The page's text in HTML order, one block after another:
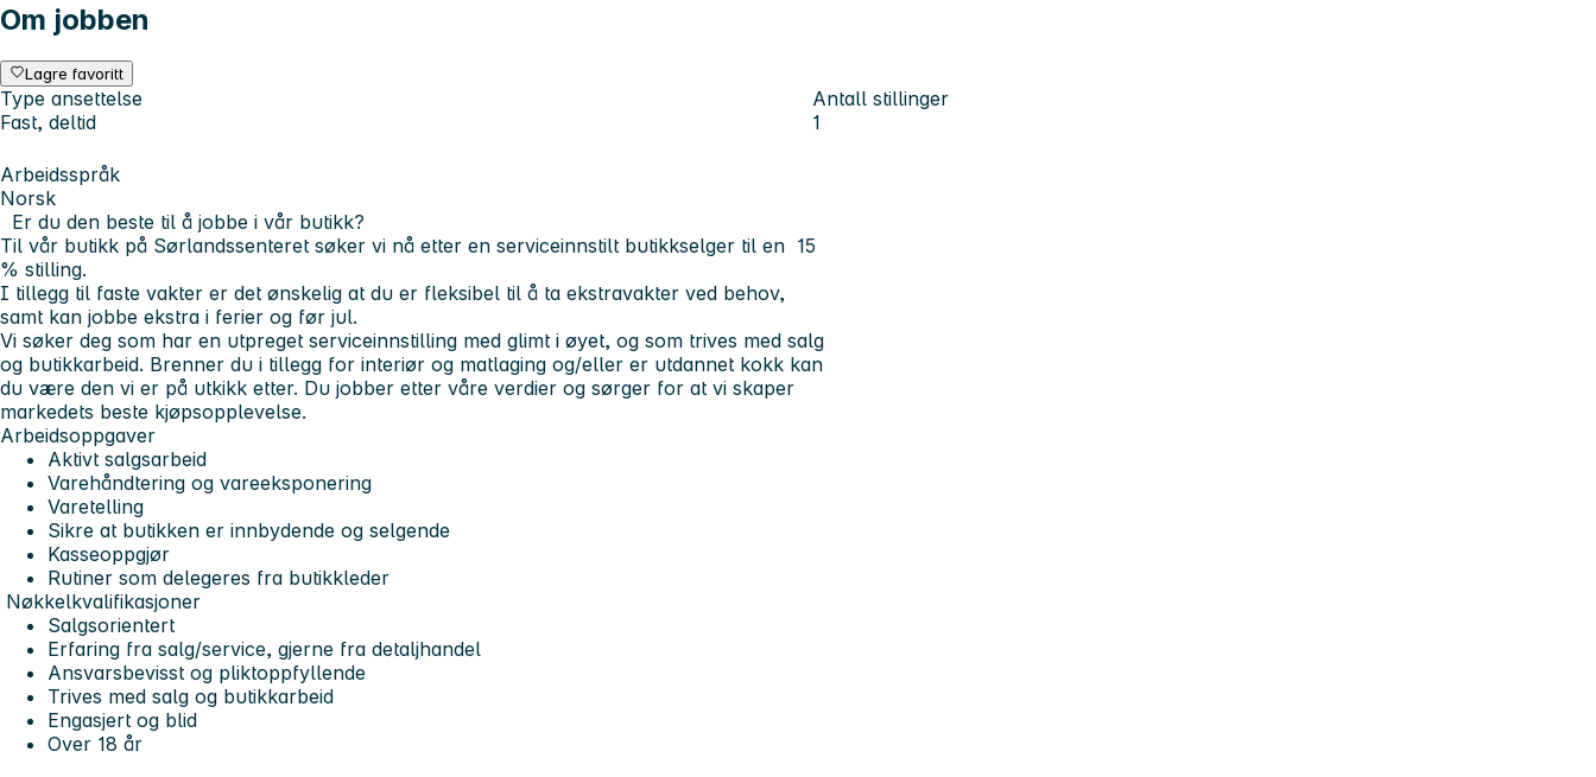
Om jobben
Lagre favoritt
Type ansettelse
Fast, deltid
Antall stillinger
1
Arbeidsspråk
Norsk
Er du den beste til å jobbe i vår butikk?
Til vår butikk på Sørlandssenteret søker vi nå etter en serviceinnstilt butikkselger til en 15
% stilling.
I tillegg til faste vakter er det ønskelig at du er fleksibel til å ta ekstravakter ved behov,
samt kan jobbe ekstra i ferier og før jul.
Vi søker deg som har en utpreget serviceinnstilling med glimt i øyet, og som trives med salg
og butikkarbeid. Brenner du i tillegg for interiør og matlaging og/eller er utdannet kokk kan
du være den vi er på utkikk etter. Du jobber etter våre verdier og sørger for at vi skaper
markedets beste kjøpsopplevelse.
Arbeidsoppgaver
Aktivt salgsarbeid
Varehåndtering og vareeksponering
Varetelling
Sikre at butikken er innbydende og selgende
Kasseoppgjør
Rutiner som delegeres fra butikkleder
Nøkkelkvalifikasjoner
Salgsorientert
Erfaring fra salg/service, gjerne fra detaljhandel
Ansvarsbevisst og pliktoppfyllende
Trives med salg og butikkarbeid
Engasjert og blid
Over 18 år